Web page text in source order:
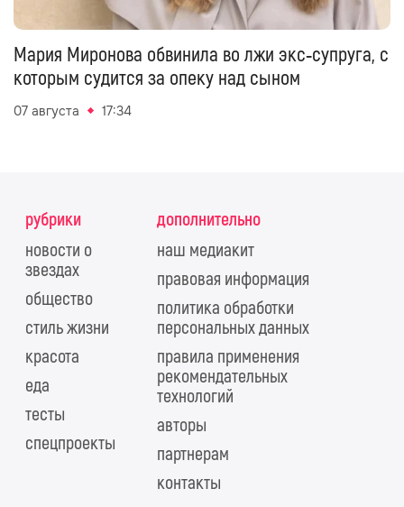
Мария Миронова обвинила во лжи экс‑супруга, с
которым судится за опеку над сыном
07 августа 17:34
рубрики
новости о
звездах
общество
стиль жизни
красота
еда
тесты
спецпроекты
дополнительно
наш медиакит
правовая информация
политика обработки
персональных данных
правила применения
рекомендательных
технологий
авторы
партнерам
контакты